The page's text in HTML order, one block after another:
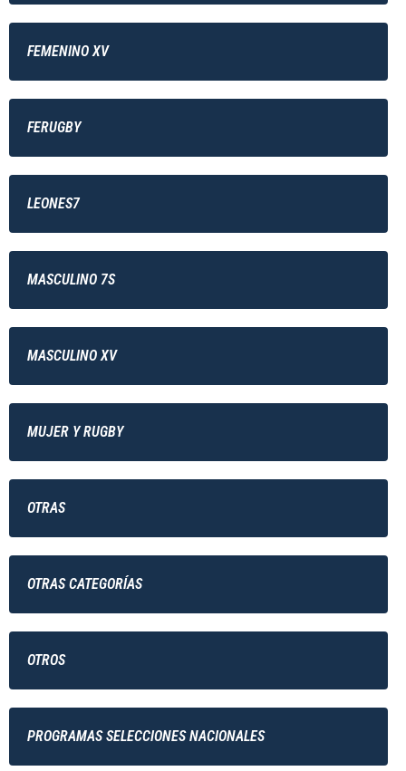
FEMENINO XV
FERUGBY
LEONES7
MASCULINO 7S
MASCULINO XV
MUJER Y RUGBY
OTRAS
OTRAS CATEGORÍAS
OTROS
PROGRAMAS SELECCIONES NACIONALES